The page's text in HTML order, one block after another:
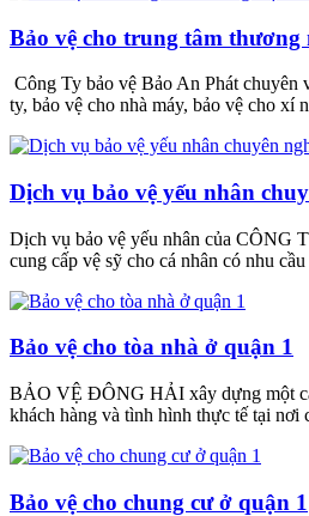
Bảo vệ cho trung tâm thương
Công Ty bảo vệ Bảo An Phát chuyên
ty, bảo vệ cho nhà máy, bảo vệ cho xí
Dịch vụ bảo vệ yếu nhân
Dịch vụ bảo vệ yếu nhân của
cung cấp vệ sỹ cho cá nhân có nhu
Bảo vệ cho tòa nhà ở quận 1
BẢO VỆ ĐÔNG HẢI xây dựng một
khách hàng và tình hình thực tế tại nơi
Bảo vệ cho chung cư ở quận 1